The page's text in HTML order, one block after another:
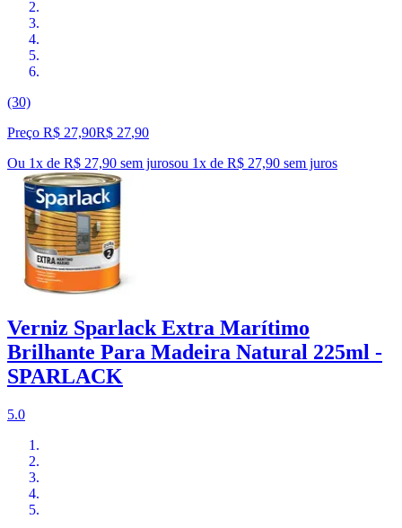
(30)
Preço R$ 27,90R$ 27,90
Ou 1x de R$ 27,90 sem jurosou 1x de R$ 27,90 sem juros
Verniz Sparlack Extra Marítimo
Brilhante Para Madeira Natural 225ml -
SPARLACK
5.0